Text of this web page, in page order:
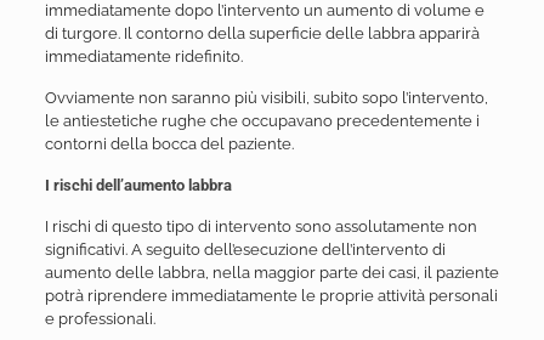
immediatamente dopo l’intervento un aumento di volume e
di turgore. Il contorno della superficie delle labbra apparirà
immediatamente ridefinito.
Ovviamente non saranno più visibili, subito sopo l’intervento,
le antiestetiche rughe che occupavano precedentemente i
contorni della bocca del paziente.
I rischi dell’aumento labbra
I rischi di questo tipo di intervento sono assolutamente non
significativi. A seguito dell’esecuzione dell’intervento di
aumento delle labbra, nella maggior parte dei casi, il paziente
potrà riprendere immediatamente le proprie attività personali
e professionali.